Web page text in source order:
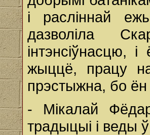
і расліннай
дазволіла
інтэнсіўнасцю,
жыццё, працу
прэстыжна, бо
- Мікалай
традыцыі і веды